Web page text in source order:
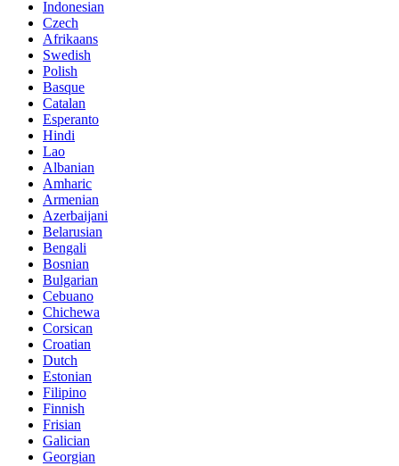
Indonesian
Czech
Afrikaans
Swedish
Polish
Basque
Catalan
Esperanto
Hindi
Lao
Albanian
Amharic
Armenian
Azerbaijani
Belarusian
Bengali
Bosnian
Bulgarian
Cebuano
Chichewa
Corsican
Croatian
Dutch
Estonian
Filipino
Finnish
Frisian
Galician
Georgian